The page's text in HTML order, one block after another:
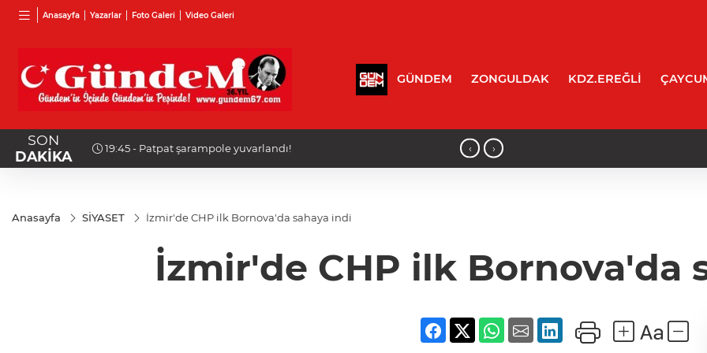
Anasayfa Yazarlar Foto Galeri Video Galeri
GÜNDEM ZONGULDAK KDZ.EREĞLİ
SON
DAKİKA
19:31 - Ereğli ve Alaplı teşkilat anahtarları teslim edildi! ‹ ›
Anasayfa SİYASET İzmir'de CHP ilk Bornova'da sahaya indi
İzmir'de CHP ilk Bornova'da